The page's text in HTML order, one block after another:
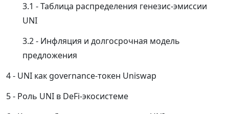
Таблица распределения генезис-эмиссии
UNI
Инфляция и долгосрочная модель
предложения
UNI как governance-токен Uniswap
Роль UNI в DeFi-экосистеме